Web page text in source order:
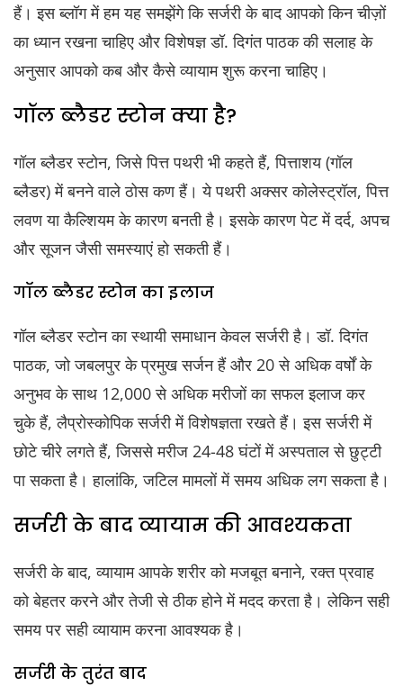
हैं। इस ब्लॉग में हम यह समझेंगे कि सर्जरी के बाद आपको किन चीज़ों
का ध्यान रखना चाहिए और विशेषज्ञ डॉ. दिगंत पाठक की सलाह के
अनुसार आपको कब और कैसे व्यायाम शुरू करना चाहिए।
गॉल ब्लैडर स्टोन क्या है?
गॉल ब्लैडर स्टोन, जिसे पित्त पथरी भी कहते हैं, पित्ताशय (गॉल
ब्लैडर) में बनने वाले ठोस कण हैं। ये पथरी अक्सर कोलेस्ट्रॉल, पित्त
लवण या कैल्शियम के कारण बनती है। इसके कारण पेट में दर्द, अपच
और सूजन जैसी समस्याएं हो सकती हैं।
गॉल ब्लैडर स्टोन का इलाज
गॉल ब्लैडर स्टोन का स्थायी समाधान केवल सर्जरी है। डॉ. दिगंत
पाठक, जो जबलपुर के प्रमुख सर्जन हैं और 20 से अधिक वर्षों के
अनुभव के साथ 12,000 से अधिक मरीजों का सफल इलाज कर
चुके हैं, लैप्रोस्कोपिक सर्जरी में विशेषज्ञता रखते हैं। इस सर्जरी में
छोटे चीरे लगते हैं, जिससे मरीज 24-48 घंटों में अस्पताल से छुट्टी
पा सकता है। हालांकि, जटिल मामलों में समय अधिक लग सकता है।
सर्जरी के बाद व्यायाम की आवश्यकता
सर्जरी के बाद, व्यायाम आपके शरीर को मजबूत बनाने, रक्त प्रवाह
को बेहतर करने और तेजी से ठीक होने में मदद करता है। लेकिन सही
समय पर सही व्यायाम करना आवश्यक है।
सर्जरी के तुरंत बाद